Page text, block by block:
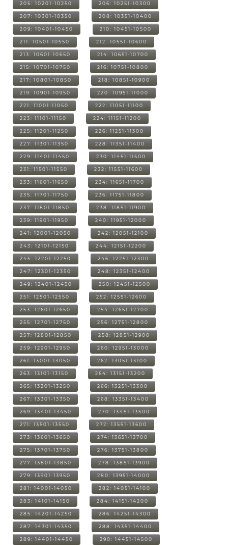
205: 10201-10250 206: 10251-10300
207: 10301-10350 208: 10351-10400
209: 10401-10450 210: 10451-10500
211: 10501-10550 212: 10551-10600
213: 10601-10650 214: 10651-10700
215: 10701-10750 216: 10751-10800
217: 10801-10850 218: 10851-10900
219: 10901-10950 220: 10951-11000
221: 11001-11050 222: 11051-11100
223: 11101-11150 224: 11151-11200
225: 11201-11250 226: 11251-11300
227: 11301-11350 228: 11351-11400
229: 11401-11450 230: 11451-11500
231: 11501-11550 232: 11551-11600
233: 11601-11650 234: 11651-11700
235: 11701-11750 236: 11751-11800
237: 11801-11850 238: 11851-11900
239: 11901-11950 240: 11951-12000
241: 12001-12050 242: 12051-12100
243: 12101-12150 244: 12151-12200
245: 12201-12250 246: 12251-12300
247: 12301-12350 248: 12351-12400
249: 12401-12450 250: 12451-12500
251: 12501-12550 252: 12551-12600
253: 12601-12650 254: 12651-12700
255: 12701-12750 256: 12751-12800
257: 12801-12850 258: 12851-12900
259: 12901-12950 260: 12951-13000
261: 13001-13050 262: 13051-13100
263: 13101-13150 264: 13151-13200
265: 13201-13250 266: 13251-13300
267: 13301-13350 268: 13351-13400
269: 13401-13450 270: 13451-13500
271: 13501-13550 272: 13551-13600
273: 13601-13650 274: 13651-13700
275: 13701-13750 276: 13751-13800
277: 13801-13850 278: 13851-13900
279: 13901-13950 280: 13951-14000
281: 14001-14050 282: 14051-14100
283: 14101-14150 284: 14151-14200
285: 14201-14250 286: 14251-14300
287: 14301-14350 288: 14351-14400
289: 14401-14450 290: 14451-14500